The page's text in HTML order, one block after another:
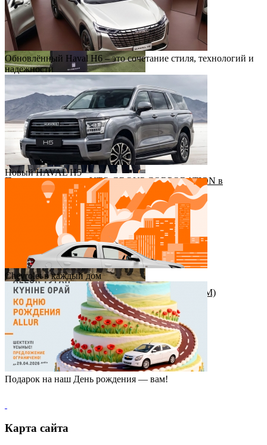
Футбольный драйв с Haval Virazh!
Приезд руководства YTO GROUP CORPORATION в
Казахстан
Награда от штаб-квартиры Great Wall Motor (GWM)
Обновлённый Haval H6 – это сочетание стиля, технологий и
надежности
Новый HAVAL H5
Chevrolet в каждый дом
Подарок на наш День рождения — вам!
Карта сайта